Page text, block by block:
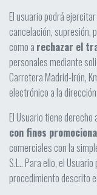
El usuario podrá
cancelación, supresión,
como a rechazar el
personales mediante
Carretera Madrid-Irún,
electrónico a la dirección:
El Usuario tiene derecho
con fines
comerciales con la
S.L.. Para ello, el
procedimiento descrito